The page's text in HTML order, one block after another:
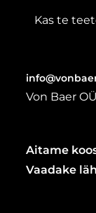
Kas te
Von Baer OÜ
Aitame
Vaadake